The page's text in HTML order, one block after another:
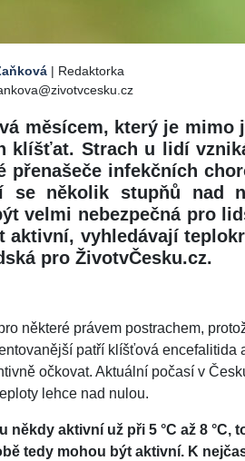
| Redaktorka
měsícem, který je
klíšťat. Strach u lidí
přenašeče infekčních
se několik stupňů nad
velmi nebezpečná pro
aktivní, vyhledávají
pro ŽivotvČesku.cz.
některé právem postrachem,
patří klíšťová encefalitida
očkovat. Aktuální počasí v
lehce nad nulou.
někdy aktivní už při 5 °C až 8 °C,
tedy mohou být aktivní. K